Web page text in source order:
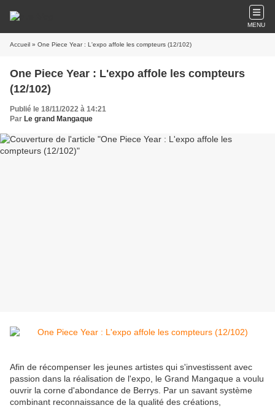
MENU
Accueil » One Piece Year : L'expo affole les compteurs (12/102)
One Piece Year : L'expo affole les compteurs
(12/102)
Publié le 18/11/2022 à 14:21
Par Le grand Mangaque
Afin de récompenser les jeunes artistes qui s'investissent avec
passion dans la réalisation de l'expo, le Grand Mangaque a voulu
ouvrir la corne d'abondance de Berrys. Par un savant système
combinant reconnaissance de la qualité des créations,